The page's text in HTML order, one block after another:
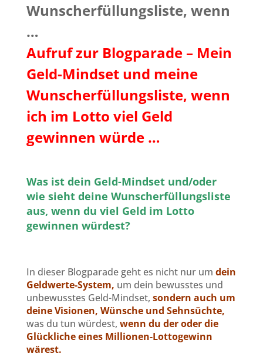
Wunscherfüllungsliste, wenn
…
Aufruf zur Blogparade – Mein
Geld-Mindset und meine
Wunscherfüllungsliste, wenn
ich im Lotto viel Geld
gewinnen würde …
Was ist dein Geld-Mindset und/oder
wie sieht deine Wunscherfüllungsliste
aus, wenn du viel Geld im Lotto
gewinnen würdest?
In dieser Blogparade geht es nicht nur um dein
Geldwerte-System, um dein bewusstes und
unbewusstes Geld-Mindset, sondern auch um
deine Visionen, Wünsche und Sehnsüchte,
was du tun würdest, wenn du der oder die
Glückliche eines Millionen-Lottogewinn
wärest.